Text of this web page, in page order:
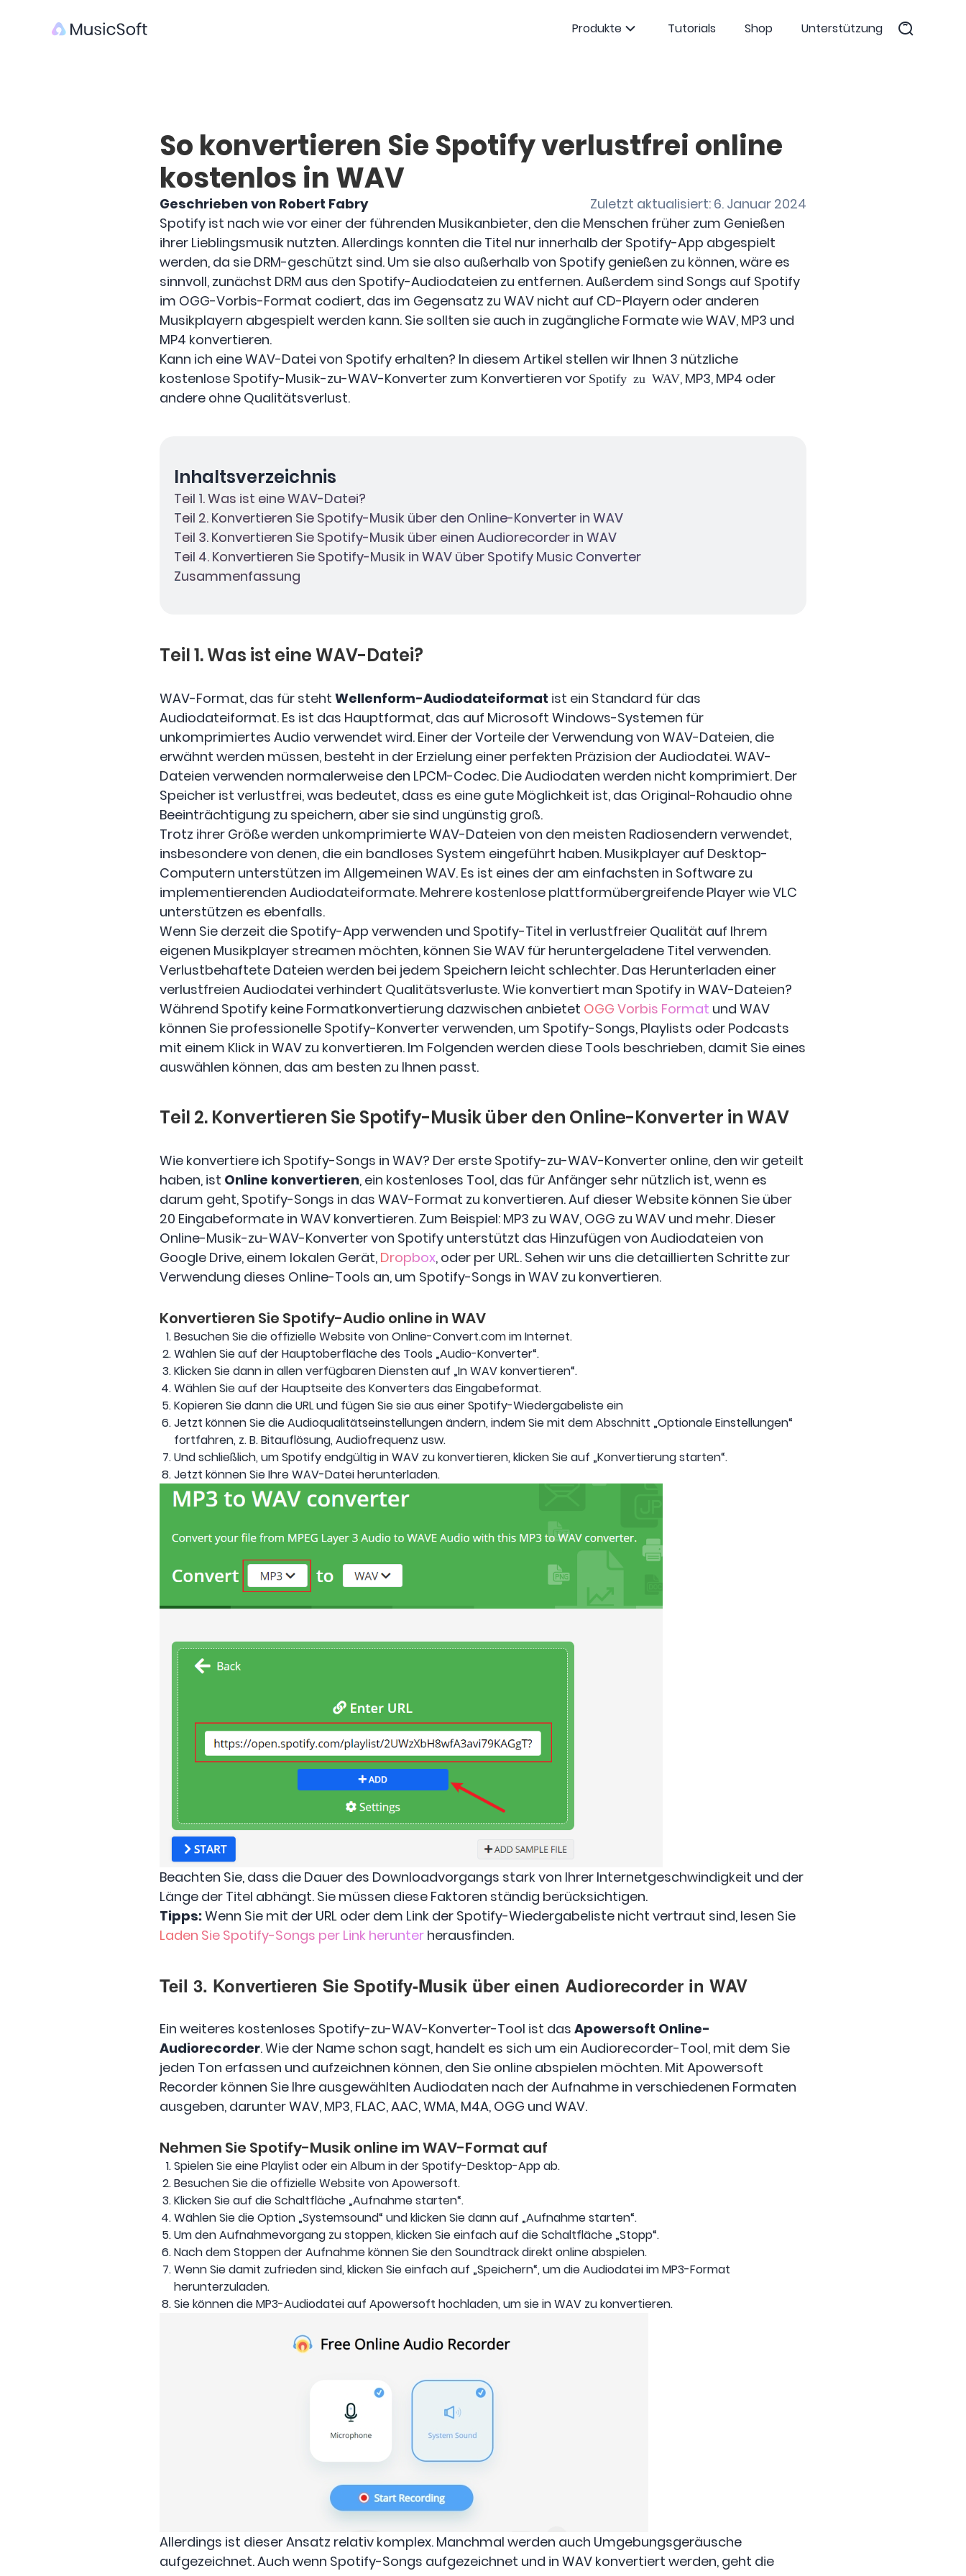
Produkte Tutorials Shop Unterstützung
So konvertieren Sie Spotify verlustfrei online
kostenlos in WAV
Geschrieben von Robert Fabry
Zuletzt aktualisiert: 6. Januar 2024
Spotify ist nach wie vor einer der führenden Musikanbieter, den die Menschen früher zum Genießen
ihrer Lieblingsmusik nutzten. Allerdings konnten die Titel nur innerhalb der Spotify-App abgespielt
werden, da sie DRM-geschützt sind. Um sie also außerhalb von Spotify genießen zu können, wäre es
sinnvoll, zunächst DRM aus den Spotify-Audiodateien zu entfernen. Außerdem sind Songs auf Spotify
im OGG-Vorbis-Format codiert, das im Gegensatz zu WAV nicht auf CD-Playern oder anderen
Musikplayern abgespielt werden kann. Sie sollten sie auch in zugängliche Formate wie WAV, MP3 und
MP4 konvertieren.
Kann ich eine WAV-Datei von Spotify erhalten? In diesem Artikel stellen wir Ihnen 3 nützliche
kostenlose Spotify-Musik-zu-WAV-Konverter zum Konvertieren vor Spotify zu WAV, MP3, MP4 oder
andere ohne Qualitätsverlust.
Inhaltsverzeichnis
Teil 1. Was ist eine WAV-Datei?
Teil 2. Konvertieren Sie Spotify-Musik über den Online-Konverter in WAV
Teil 3. Konvertieren Sie Spotify-Musik über einen Audiorecorder in WAV
Teil 4. Konvertieren Sie Spotify-Musik in WAV über Spotify Music Converter
Zusammenfassung
Teil 1. Was ist eine WAV-Datei?
WAV-Format, das für steht Wellenform-Audiodateiformat ist ein Standard für das
Audiodateiformat. Es ist das Hauptformat, das auf Microsoft Windows-Systemen für
unkomprimiertes Audio verwendet wird. Einer der Vorteile der Verwendung von WAV-Dateien, die
erwähnt werden müssen, besteht in der Erzielung einer perfekten Präzision der Audiodatei. WAV-
Dateien verwenden normalerweise den LPCM-Codec. Die Audiodaten werden nicht komprimiert. Der
Speicher ist verlustfrei, was bedeutet, dass es eine gute Möglichkeit ist, das Original-Rohaudio ohne
Beeinträchtigung zu speichern, aber sie sind ungünstig groß.
Trotz ihrer Größe werden unkomprimierte WAV-Dateien von den meisten Radiosendern verwendet,
insbesondere von denen, die ein bandloses System eingeführt haben. Musikplayer auf Desktop-
Computern unterstützen im Allgemeinen WAV. Es ist eines der am einfachsten in Software zu
implementierenden Audiodateiformate. Mehrere kostenlose plattformübergreifende Player wie VLC
unterstützen es ebenfalls.
Wenn Sie derzeit die Spotify-App verwenden und Spotify-Titel in verlustfreier Qualität auf Ihrem
eigenen Musikplayer streamen möchten, können Sie WAV für heruntergeladene Titel verwenden.
Verlustbehaftete Dateien werden bei jedem Speichern leicht schlechter. Das Herunterladen einer
verlustfreien Audiodatei verhindert Qualitätsverluste. Wie konvertiert man Spotify in WAV-Dateien?
Während Spotify keine Formatkonvertierung dazwischen anbietet OGG Vorbis Format und WAV
können Sie professionelle Spotify-Konverter verwenden, um Spotify-Songs, Playlists oder Podcasts
mit einem Klick in WAV zu konvertieren. Im Folgenden werden diese Tools beschrieben, damit Sie eines
auswählen können, das am besten zu Ihnen passt.
Teil 2. Konvertieren Sie Spotify-Musik über den Online-Konverter in WAV
Wie konvertiere ich Spotify-Songs in WAV? Der erste Spotify-zu-WAV-Konverter online, den wir geteilt
haben, ist Online konvertieren, ein kostenloses Tool, das für Anfänger sehr nützlich ist, wenn es
darum geht, Spotify-Songs in das WAV-Format zu konvertieren. Auf dieser Website können Sie über
20 Eingabeformate in WAV konvertieren. Zum Beispiel: MP3 zu WAV, OGG zu WAV und mehr. Dieser
Online-Musik-zu-WAV-Konverter von Spotify unterstützt das Hinzufügen von Audiodateien von
Google Drive, einem lokalen Gerät, Dropbox, oder per URL. Sehen wir uns die detaillierten Schritte zur
Verwendung dieses Online-Tools an, um Spotify-Songs in WAV zu konvertieren.
Konvertieren Sie Spotify-Audio online in WAV
Besuchen Sie die offizielle Website von Online-Convert.com im Internet.
Wählen Sie auf der Hauptoberfläche des Tools „Audio-Konverter“.
Klicken Sie dann in allen verfügbaren Diensten auf „In WAV konvertieren“.
Wählen Sie auf der Hauptseite des Konverters das Eingabeformat.
Kopieren Sie dann die URL und fügen Sie sie aus einer Spotify-Wiedergabeliste ein
Jetzt können Sie die Audioqualitätseinstellungen ändern, indem Sie mit dem Abschnitt „Optionale Einstellungen“
fortfahren, z. B. Bitauflösung, Audiofrequenz usw.
Und schließlich, um Spotify endgültig in WAV zu konvertieren, klicken Sie auf „Konvertierung starten“.
Jetzt können Sie Ihre WAV-Datei herunterladen.
Beachten Sie, dass die Dauer des Downloadvorgangs stark von Ihrer Internetgeschwindigkeit und der
Länge der Titel abhängt. Sie müssen diese Faktoren ständig berücksichtigen.
Tipps:Wenn Sie mit der URL oder dem Link der Spotify-Wiedergabeliste nicht vertraut sind, lesen Sie
Laden Sie Spotify-Songs per Link herunter herausfinden.
Teil 3. Konvertieren Sie Spotify-Musik über einen Audiorecorder in WAV
Ein weiteres kostenloses Spotify-zu-WAV-Konverter-Tool ist das Apowersoft Online-
Audiorecorder. Wie der Name schon sagt, handelt es sich um ein Audiorecorder-Tool, mit dem Sie
jeden Ton erfassen und aufzeichnen können, den Sie online abspielen möchten. Mit Apowersoft
Recorder können Sie Ihre ausgewählten Audiodaten nach der Aufnahme in verschiedenen Formaten
ausgeben, darunter WAV, MP3, FLAC, AAC, WMA, M4A, OGG und WAV.
Nehmen Sie Spotify-Musik online im WAV-Format auf
Spielen Sie eine Playlist oder ein Album in der Spotify-Desktop-App ab.
Besuchen Sie die offizielle Website von Apowersoft.
Klicken Sie auf die Schaltfläche „Aufnahme starten“.
Wählen Sie die Option „Systemsound“ und klicken Sie dann auf „Aufnahme starten“.
Um den Aufnahmevorgang zu stoppen, klicken Sie einfach auf die Schaltfläche „Stopp“.
Nach dem Stoppen der Aufnahme können Sie den Soundtrack direkt online abspielen.
Wenn Sie damit zufrieden sind, klicken Sie einfach auf „Speichern“, um die Audiodatei im MP3-Format
herunterzuladen.
Sie können die MP3-Audiodatei auf Apowersoft hochladen, um sie in WAV zu konvertieren.
Allerdings ist dieser Ansatz relativ komplex. Manchmal werden auch Umgebungsgeräusche
aufgezeichnet. Auch wenn Spotify-Songs aufgezeichnet und in WAV konvertiert werden, geht die